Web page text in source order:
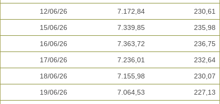
12/06/26 7.172,84 230,61
15/06/26 7.339,85 235,98
16/06/26 7.363,72 236,75
17/06/26 7.236,01 232,64
18/06/26 7.155,98 230,07
19/06/26 7.064,53 227,13